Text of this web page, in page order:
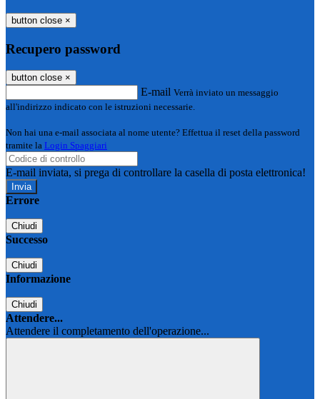
button close ×
Recupero password
button close ×
E-mail Verrà inviato un messaggio
all'indirizzo indicato con le istruzioni necessarie.
Non hai una e-mail associata al nome utente? Effettua il reset della password
tramite la Login Spaggiari
E-mail inviata, si prega di controllare la casella di posta elettronica!
Errore
Chiudi
Successo
Chiudi
Informazione
Chiudi
Attendere...
Attendere il completamento dell'operazione...